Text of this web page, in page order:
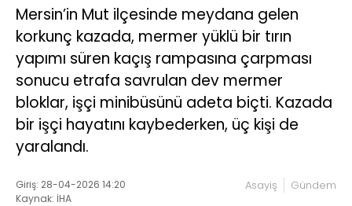
Mersin’in Mut ilçesinde meydana gelen
korkunç kazada, mermer yüklü bir tırın
yapımı süren kaçış rampasına çarpması
sonucu etrafa savrulan dev mermer
bloklar, işçi minibüsünü adeta biçti. Kazada
bir işçi hayatını kaybederken, üç kişi de
yaralandı.
Giriş: 28-04-2026 14:20
Kaynak: İHA
Asayiş Gündem